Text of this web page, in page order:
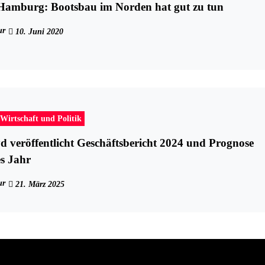
Bootsbau im Norden hat gut zu tun
10. Juni 2020
Wirtschaft und Politik
veröffentlicht Geschäftsbericht 2024 und Prognose
Jahr
21. März 2025